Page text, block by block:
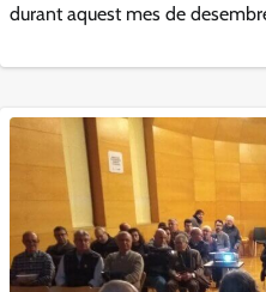
durant aquest mes de